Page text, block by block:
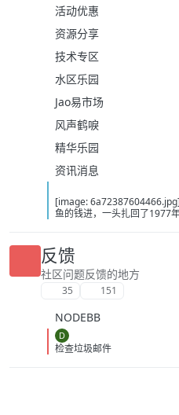
活动优惠
资源分享
技术专区
水区乐园
Jao易市场
风声鹤唳
精华乐园
资讯消息
[image:
鱼的钱进，一头扎回了1977
就此，钱进的黄金时代来了
https://pan.baidu.com/s/
夸克：https://pan.quark.cn/
https://yun.139.com/
反馈
社区问题反馈的地方
35 151
NODEBB
D
检查垃圾邮件